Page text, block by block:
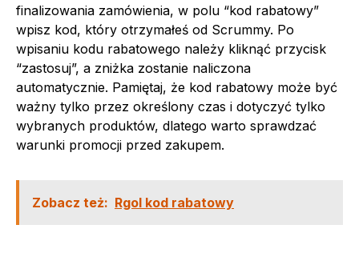
finalizowania zamówienia, w polu “kod rabatowy”
wpisz kod, który otrzymałeś od Scrummy. Po
wpisaniu kodu rabatowego należy kliknąć przycisk
“zastosuj”, a zniżka zostanie naliczona
automatycznie. Pamiętaj, że kod rabatowy może być
ważny tylko przez określony czas i dotyczyć tylko
wybranych produktów, dlatego warto sprawdzać
warunki promocji przed zakupem.
Zobacz też: Rgol kod rabatowy